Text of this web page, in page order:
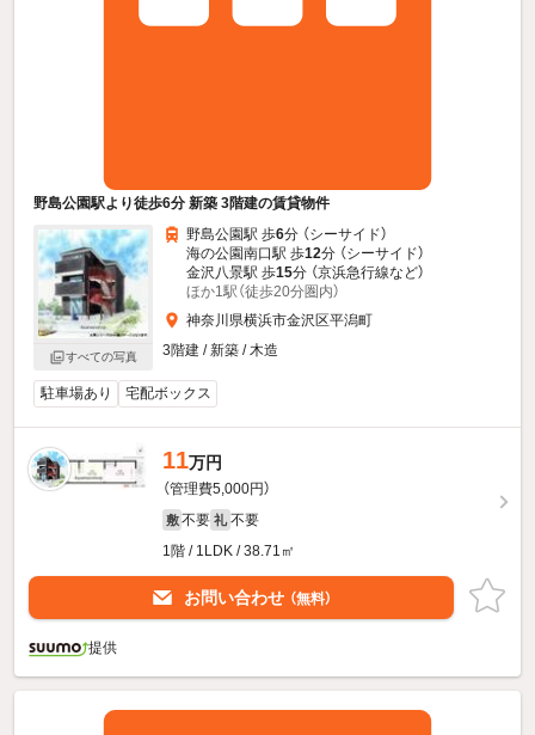
野島公園駅より徒歩6分 新築 3階建の賃貸物件
すべての写真
野島公園駅 歩6分 （シーサイド）
海の公園南口駅 歩12分 （シーサイド）
金沢八景駅 歩15分 （京浜急行線など）
ほか1駅（徒歩20分圏内）
神奈川県横浜市金沢区平潟町
3階建 / 新築 / 木造
駐車場あり 宅配ボックス
11万円
（管理費5,000円）
敷 不要 礼 不要
1階 / 1LDK / 38.71㎡
お問い合わせ （無料）
提供